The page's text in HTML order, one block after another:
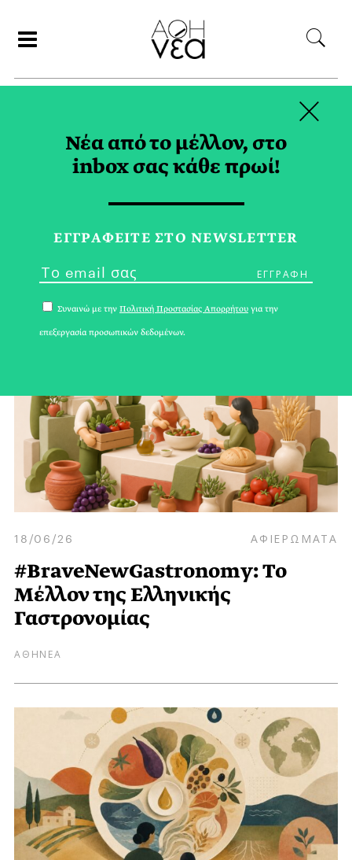
ΓΕΥΣΗ
18/06/26 ΑΦΙΕΡΩΜΑΤΑ
#BraveNewGastronomy: Το
Mέλλον της Eλληνικής
Γαστρονομίας
ΑΘΗΝΕΑ
Νέα από το μέλλον, στο
inbox σας κάθε πρωί!
ΕΓΓPΑΦΕΙΤΕ ΣΤΟ NEWSLETTER
Συναινώ με την Πολιτική Προστασίας Απορρήτου για την
επεξεργασία προσωπικών δεδομένων.
×